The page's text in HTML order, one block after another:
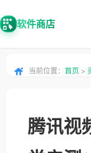
软件商店
当前位置： 首页 >
腾讯视